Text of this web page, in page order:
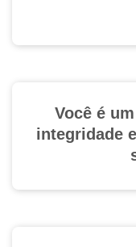
Você é
integridade